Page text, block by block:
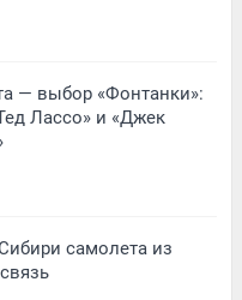
— выбор «Фонтанки»:
Лассо» и «Джек
самолета из